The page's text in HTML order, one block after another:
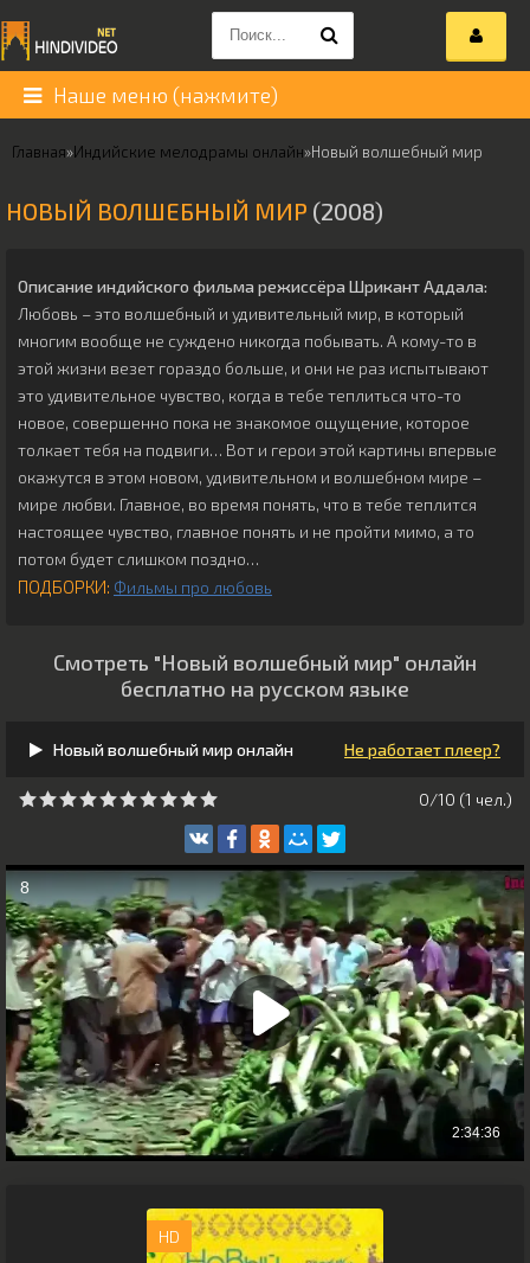
Наше меню (нажмите)
Главная»Индийские мелодрамы онлайн»Новый волшебный мир
НОВЫЙ ВОЛШЕБНЫЙ МИР (2008)
Описание индийского фильма режиссёра Шрикант Аддала:
Любовь – это волшебный и удивительный мир, в который
многим вообще не суждено никогда побывать. А кому-то в
этой жизни везет гораздо больше, и они не раз испытывают
это удивительное чувство, когда в тебе теплиться что-то
новое, совершенно пока не знакомое ощущение, которое
толкает тебя на подвиги… Вот и герои этой картины впервые
окажутся в этом новом, удивительном и волшебном мире –
мире любви. Главное, во время понять, что в тебе теплится
настоящее чувство, главное понять и не пройти мимо, а то
потом будет слишком поздно…
ПОДБОРКИ: Фильмы про любовь
Смотреть "Новый волшебный мир" онлайн
бесплатно на русском языке
Новый волшебный мир онлайн Не работает плеер?
0/10 (1 чeл.)
HD